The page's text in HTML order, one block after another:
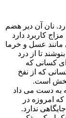
نان آن دیر هضم
کاربرد دارد
عسل و خرما
تا از درد
کسانی که
که از نفخ
بخش است.
به دست می داد
که امروزه در
ندارد.